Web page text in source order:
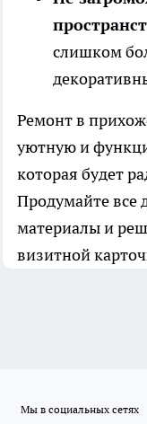
слишком
Ремонт в
уютную и
которая будет
Продумайте все
материалы и
визитной
Мы в социальных сетях